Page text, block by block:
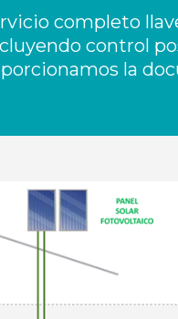
completo
control
la